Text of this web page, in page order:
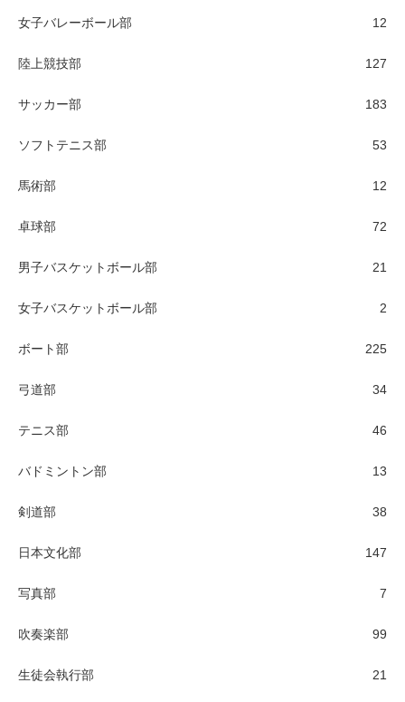
女子バレーボール部 12
陸上競技部 127
サッカー部 183
ソフトテニス部 53
馬術部 12
卓球部 72
男子バスケットボール部 21
女子バスケットボール部 2
ボート部 225
弓道部 34
テニス部 46
バドミントン部 13
剣道部 38
日本文化部 147
写真部 7
吹奏楽部 99
生徒会執行部 21